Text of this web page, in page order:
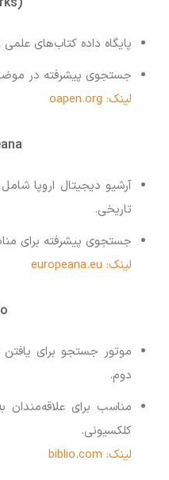
پایگاه داده کتاب‌های
جستجوی پیشرفته در
لینک: oapen.org
آرشیو دیجیتال اروپا
تاریخی.
جستجوی پیشرفته برای
لینک: europeana.eu
موتور جستجو برای
دوم.
مناسب برای
کلکسیونی.
لینک: biblio.com